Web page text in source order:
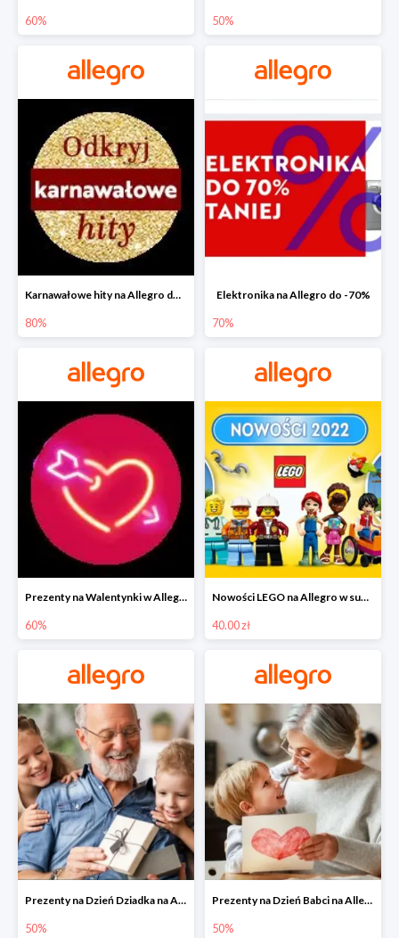
60% 50%
Karnawałowe hity na Allegro do -80%
80%
Elektronika na Allegro do -70%
70%
Prezenty na Walentynki w Allegro do -60%
60%
Nowości LEGO na Allegro w super cenach od 40 zł
40.00 zł
Prezenty na Dzień Dziadka na Allegro do -50%
50%
Prezenty na Dzień Babci na Allegro do -50%
50%